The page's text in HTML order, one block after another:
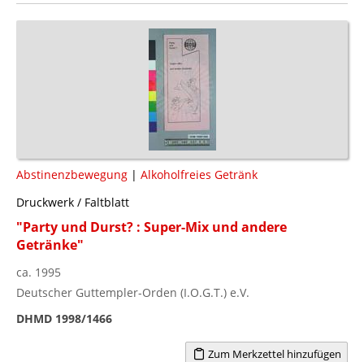
Abstinenzbewegung | Alkoholfreies Getränk
Druckwerk / Faltblatt
"Party und Durst? : Super-Mix und andere
Getränke"
ca. 1995
Deutscher Guttempler-Orden (I.O.G.T.) e.V.
DHMD 1998/1466
Zum Merkzettel hinzufügen